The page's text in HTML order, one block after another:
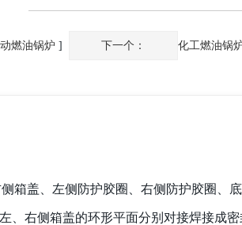
燃油锅炉 ] 下一个： 化工燃油锅
箱盖、左侧防护胶圈、右侧防护胶圈、
右侧箱盖的环形平面分别对接焊接成